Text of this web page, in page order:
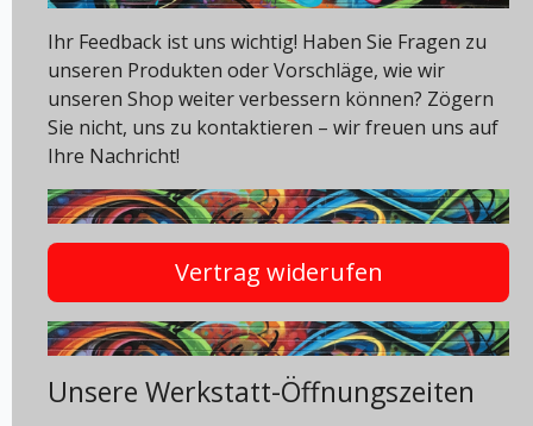
Ihr Feedback ist uns wichtig! Haben Sie Fragen zu
unseren Produkten oder Vorschläge, wie wir
unseren Shop weiter verbessern können? Zögern
Sie nicht, uns zu kontaktieren – wir freuen uns auf
Ihre Nachricht!
Vertrag widerufen
Unsere Werkstatt-Öffnungszeiten